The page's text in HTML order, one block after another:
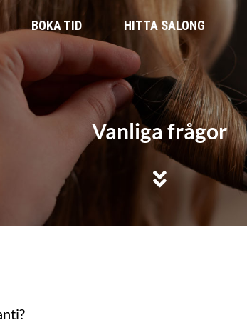
BOKA TID HITTA SALONG
Vanliga frågor